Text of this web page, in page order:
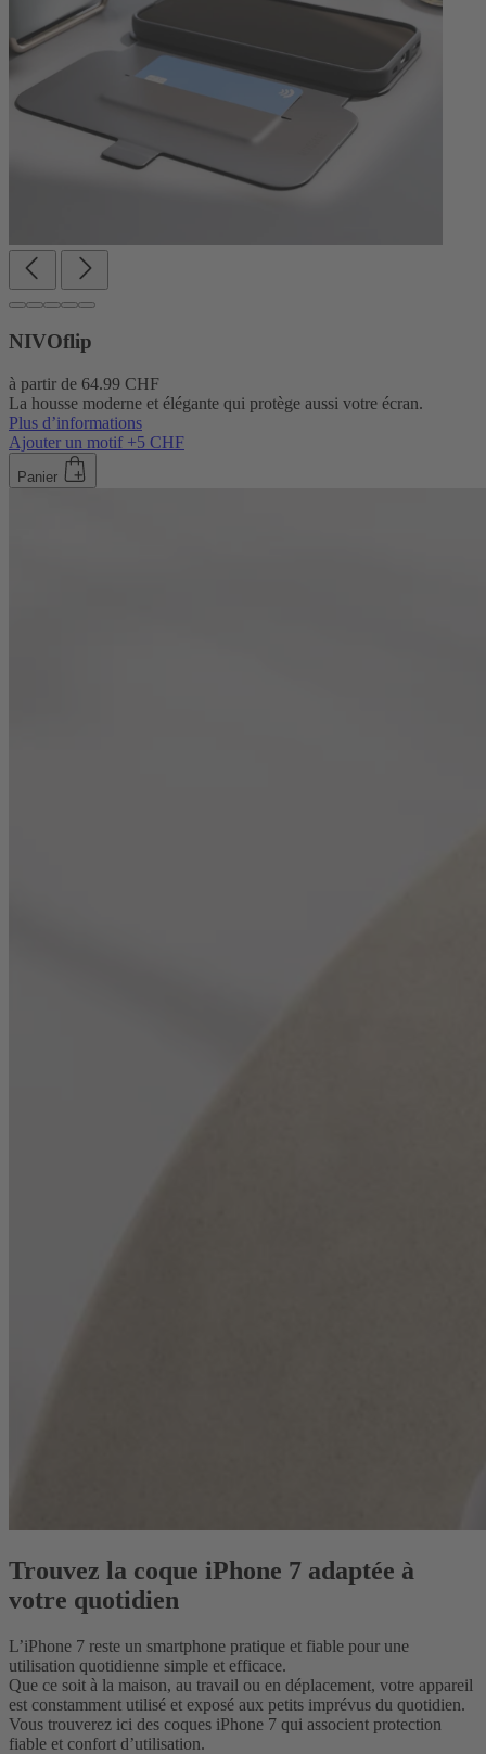
NIVOflip
à partir de 64.99 CHF
La housse moderne et élégante qui protège aussi votre écran.
Plus d’informations
Ajouter un motif +5 CHF
Panier
Trouvez la coque iPhone 7 adaptée à
votre quotidien
L’iPhone 7 reste un smartphone pratique et fiable pour une
utilisation quotidienne simple et efficace.
Que ce soit à la maison, au travail ou en déplacement, votre appareil
est constamment utilisé et exposé aux petits imprévus du quotidien.
Vous trouverez ici des coques iPhone 7 qui associent protection
fiable et confort d’utilisation.